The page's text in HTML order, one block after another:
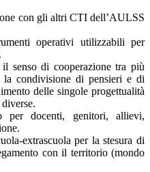
con gli altri CTI dell’AULSS
operativi utilizzabili per
senso di cooperazione tra più
condivisione di pensieri e di
delle singole progettualità
per docenti, genitori, allievi,
extrascuola per la stesura di
con il territorio (mondo